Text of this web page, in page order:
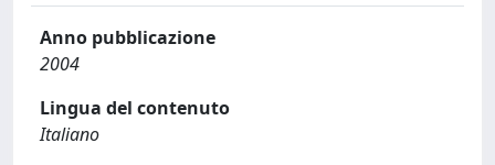
Anno pubblicazione
2004
Lingua del contenuto
Italiano